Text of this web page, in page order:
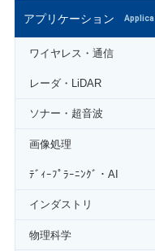
アプリケーション
ワイヤレス・通信
レーダ・LiDAR
ソナー・超音波
画像処理
ﾃﾞｨｰﾌﾟﾗｰﾆﾝｸﾞ・AI
インダストリ
物理科学